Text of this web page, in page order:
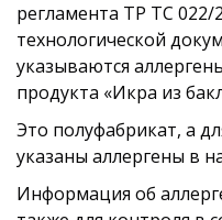
регламента ТР ТС 022/
технологической
указываются
продукта «Икра из
Это полуфабрикат, а
указаны аллергены в
Информация об